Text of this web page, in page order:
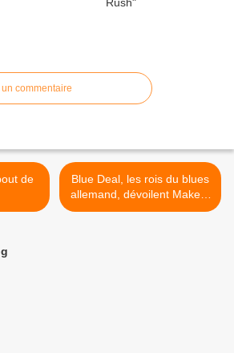
commentaire
Blue Deal, les rois du blues
allemand, dévoilent Make A
Change >